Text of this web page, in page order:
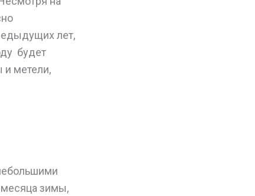
лет,
будет
и метели,
зимы,